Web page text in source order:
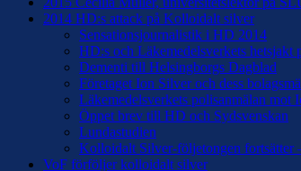
2014 HD:s attack på Kolloidalt silver
Sensationsjournalistik i HD 2014
HD:s och Läkemedelsverkets hetsjakt
Dementi till Helsingborgs Dagblad
Företaget Ion Silver och dess
Läkemedelsverkets polisanmälan mot
Öppet brev till HD och Sydsvenskan
Lundastudien
Kolloidalt Silver-följetongen fortsätter
VoF förföljer kolloidalt silver